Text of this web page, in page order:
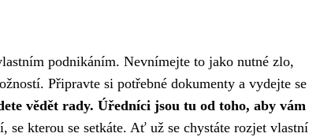
podnikáním. Nevnímejte to jako nutné zlo,
Připravte si potřebné dokumenty a vydejte se
vědět rady. Úředníci jsou tu od toho, aby vám
se kterou se setkáte. Ať už se chystáte rozjet vlastní